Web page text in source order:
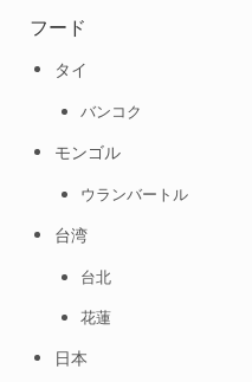
フード
タイ
バンコク
モンゴル
ウランバートル
台湾
台北
花蓮
日本